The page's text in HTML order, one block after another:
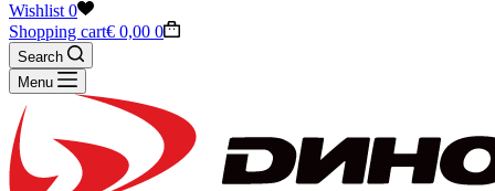
Wishlist 0
Shopping cart€ 0,00 0
Search
Menu